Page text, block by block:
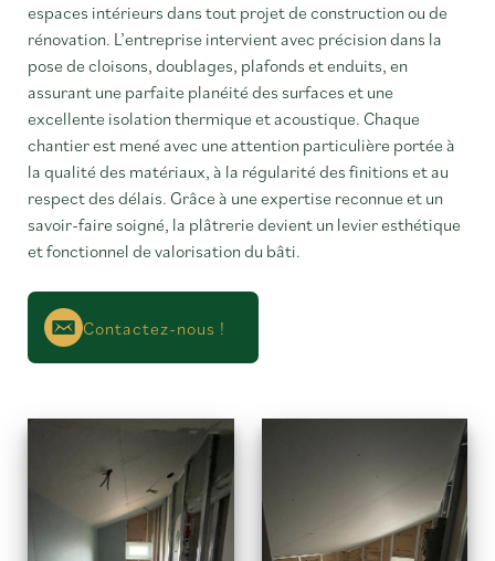
espaces intérieurs dans tout projet de construction ou de
rénovation. L’entreprise intervient avec précision dans la
pose de cloisons, doublages, plafonds et enduits, en
assurant une parfaite planéité des surfaces et une
excellente isolation thermique et acoustique. Chaque
chantier est mené avec une attention particulière portée à
la qualité des matériaux, à la régularité des finitions et au
respect des délais. Grâce à une expertise reconnue et un
savoir-faire soigné, la plâtrerie devient un levier esthétique
et fonctionnel de valorisation du bâti.
Contactez-nous !